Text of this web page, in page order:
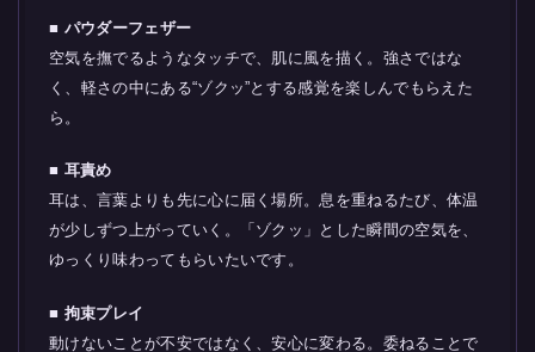
■ パウダーフェザー
空気を撫でるようなタッチで、肌に風を描く。強さではな
く、軽さの中にある“ゾクッ”とする感覚を楽しんでもらえた
ら。
■ 耳責め
耳は、言葉よりも先に心に届く場所。息を重ねるたび、体温
が少しずつ上がっていく。「ゾクッ」とした瞬間の空気を、
ゆっくり味わってもらいたいです。
■ 拘束プレイ
動けないことが不安ではなく、安心に変わる。委ねることで